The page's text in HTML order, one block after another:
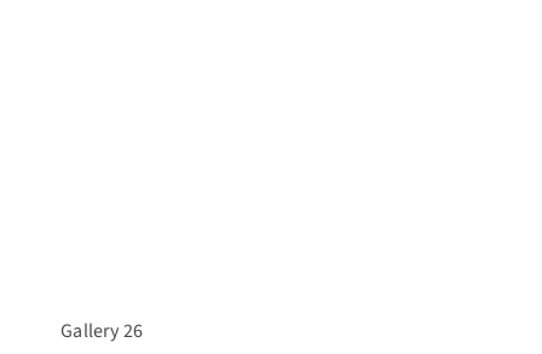
Gallery 26